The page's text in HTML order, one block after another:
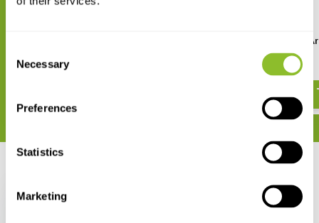
Selection
Necessary
Preferences
Statistics
Marketing
Birds of the United
Emirates
€ 36,61